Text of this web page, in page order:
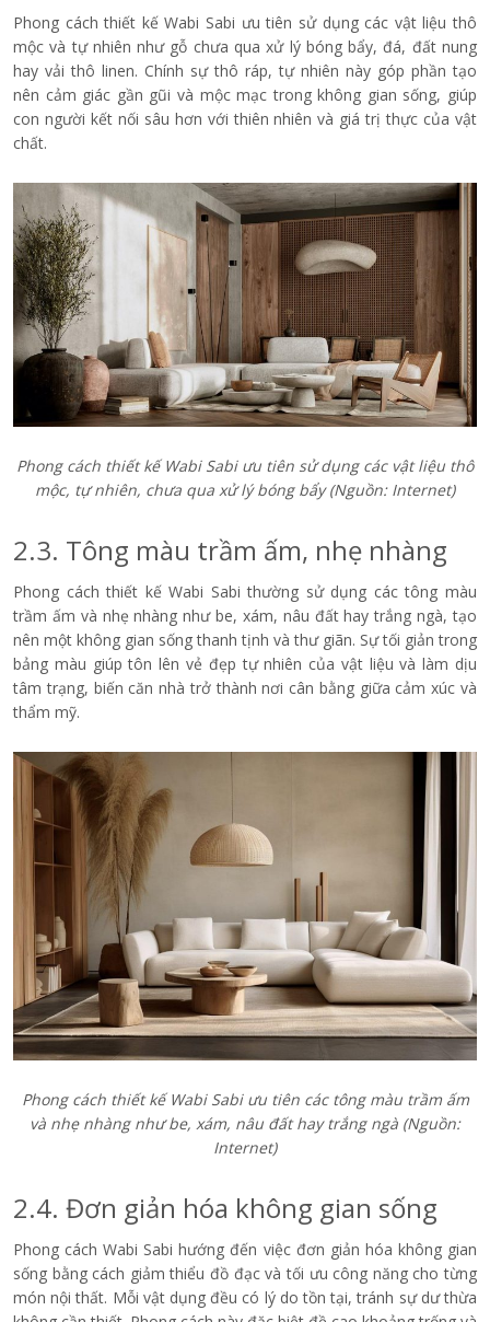
Phong cách thiết kế Wabi Sabi ưu tiên sử dụng các vật liệu thô
mộc và tự nhiên như gỗ chưa qua xử lý bóng bẩy, đá, đất nung
hay vải thô linen. Chính sự thô ráp, tự nhiên này góp phần tạo
nên cảm giác gần gũi và mộc mạc trong không gian sống, giúp
con người kết nối sâu hơn với thiên nhiên và giá trị thực của vật
chất.
Phong cách thiết kế Wabi Sabi ưu tiên sử dụng các vật liệu thô
mộc, tự nhiên, chưa qua xử lý bóng bẩy (Nguồn: Internet)
2.3. Tông màu trầm ấm, nhẹ nhàng
Phong cách thiết kế Wabi Sabi thường sử dụng các tông màu
trầm ấm và nhẹ nhàng như be, xám, nâu đất hay trắng ngà, tạo
nên một không gian sống thanh tịnh và thư giãn. Sự tối giản trong
bảng màu giúp tôn lên vẻ đẹp tự nhiên của vật liệu và làm dịu
tâm trạng, biến căn nhà trở thành nơi cân bằng giữa cảm xúc và
thẩm mỹ.
Phong cách thiết kế Wabi Sabi ưu tiên các tông màu trầm ấm
và nhẹ nhàng như be, xám, nâu đất hay trắng ngà (Nguồn:
Internet)
2.4. Đơn giản hóa không gian sống
Phong cách Wabi Sabi hướng đến việc đơn giản hóa không gian
sống bằng cách giảm thiểu đồ đạc và tối ưu công năng cho từng
món nội thất. Mỗi vật dụng đều có lý do tồn tại, tránh sự dư thừa